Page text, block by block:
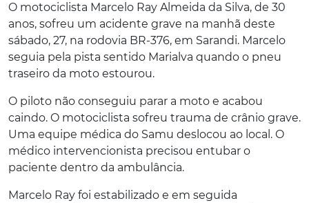
O motociclista Marcelo Ray Almeida da Silva, de 30
anos, sofreu um acidente grave na manhã deste
sábado, 27, na rodovia BR-376, em Sarandi. Marcelo
seguia pela pista sentido Marialva quando o pneu
traseiro da moto estourou.
O piloto não conseguiu parar a moto e acabou
caindo. O motociclista sofreu trauma de crânio grave.
Uma equipe médica do Samu deslocou ao local. O
médico intervencionista precisou entubar o
paciente dentro da ambulância.
Marcelo Ray foi estabilizado e em seguida